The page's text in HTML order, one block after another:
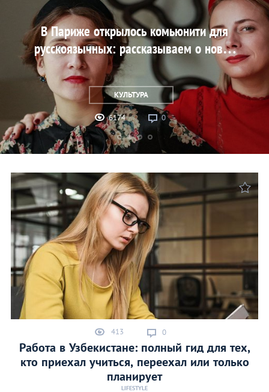
В Париже открылось комьюнити для
русскоязычных: рассказываем о новой
платформе «Сарафан-бюро»
КУЛЬТУРА
6174 0
413 0
Работа в Узбекистане: полный гид для тех,
кто приехал учиться, переехал или только
планирует
LIFESTYLE